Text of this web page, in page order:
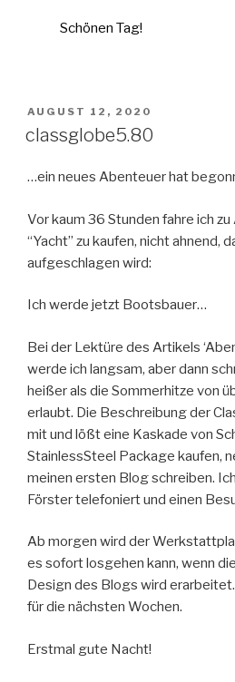
Schönen Tag!
VERÖFFENTLICHT
AM
AUGUST 12, 2020
classglobe5.80
…ein neues Abenteuer hat
Vor kaum 36 Stunden fahre ich
“Yacht” zu kaufen, nicht ahnend,
aufgeschlagen wird:
Ich werde jetzt Bootsbauer…
Bei der Lektüre des Artikels
werde ich langsam, aber dann
heißer als die Sommerhitze von
erlaubt. Die Beschreibung der
mit und lößt eine Kaskade von
StainlessSteel Package kaufen,
meinen ersten Blog schreiben.
Förster telefoniert und einen
Ab morgen wird der
es sofort losgehen kann, wenn
Design des Blogs wird
für die nächsten Wochen.
Erstmal gute Nacht!